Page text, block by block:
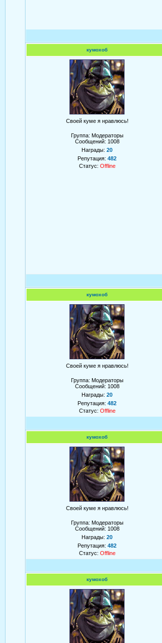
кумохоб
Своей куме я нравлюсь!
Группа: Модераторы
Сообщений: 1008
Награды: 20
Репутация: 482
Статус: Offline
кумохоб
Своей куме я нравлюсь!
Группа: Модераторы
Сообщений: 1008
Награды: 20
Репутация: 482
Статус: Offline
кумохоб
Своей куме я нравлюсь!
Группа: Модераторы
Сообщений: 1008
Награды: 20
Репутация: 482
Статус: Offline
кумохоб